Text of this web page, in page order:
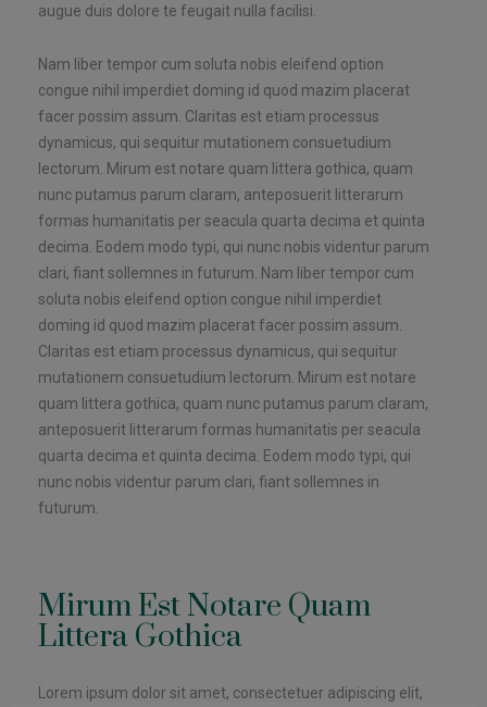
augue duis dolore te feugait nulla facilisi.
Nam liber tempor cum soluta nobis eleifend option
congue nihil imperdiet doming id quod mazim placerat
facer possim assum. Claritas est etiam processus
dynamicus, qui sequitur mutationem consuetudium
lectorum. Mirum est notare quam littera gothica, quam
nunc putamus parum claram, anteposuerit litterarum
formas humanitatis per seacula quarta decima et quinta
decima. Eodem modo typi, qui nunc nobis videntur parum
clari, fiant sollemnes in futurum. Nam liber tempor cum
soluta nobis eleifend option congue nihil imperdiet
doming id quod mazim placerat facer possim assum.
Claritas est etiam processus dynamicus, qui sequitur
mutationem consuetudium lectorum. Mirum est notare
quam littera gothica, quam nunc putamus parum claram,
anteposuerit litterarum formas humanitatis per seacula
quarta decima et quinta decima. Eodem modo typi, qui
nunc nobis videntur parum clari, fiant sollemnes in
futurum.
Mirum Est Notare Quam
Littera Gothica
Lorem ipsum dolor sit amet, consectetuer adipiscing elit,